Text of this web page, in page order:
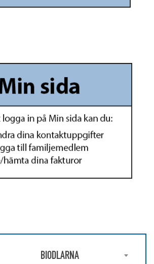
BIODLARNA